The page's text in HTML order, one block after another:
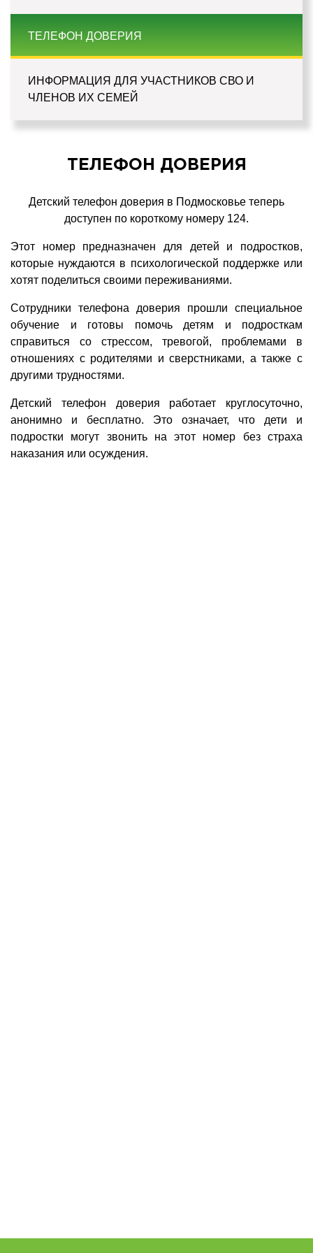
ТЕЛЕФОН ДОВЕРИЯ
ИНФОРМАЦИЯ ДЛЯ УЧАСТНИКОВ СВО И
ЧЛЕНОВ ИХ СЕМЕЙ
ТЕЛЕФОН ДОВЕРИЯ
Детский телефон доверия в Подмосковье теперь
доступен по короткому номеру 124.
Этот номер предназначен для детей и подростков,
которые нуждаются в психологической поддержке или
хотят поделиться своими переживаниями.
Сотрудники телефона доверия прошли специальное
обучение и готовы помочь детям и подросткам
справиться со стрессом, тревогой, проблемами в
отношениях с родителями и сверстниками, а также с
другими трудностями.
Детский телефон доверия работает круглосуточно,
анонимно и бесплатно. Это означает, что дети и
подростки могут звонить на этот номер без страха
наказания или осуждения.